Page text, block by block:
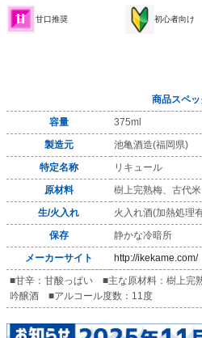
甘口推奨 初心者向け
商品スペッ
容量
375ml
製造元
池亀酒造(福岡県)
特定名称
リキュール
原材料
樹上完熟梅、古代米
生/火入れ
火入れ酒(加熱処理
保存
静かな冷暗所
メーカーサイト
http://ikekame.com/
■甘辛：甘酸っぱい ■主な原材料：樹上完
吟醸酒 ■アルコール度数：11度